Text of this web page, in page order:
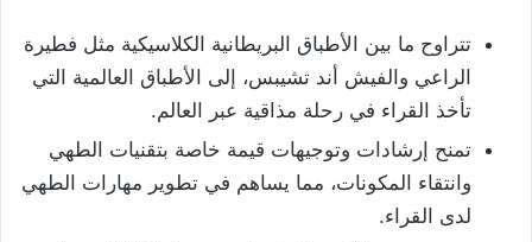
تتراوح ما بين الأطباق البريطانية الكلاسيكية مثل فطيرة
الراعي والفيش أند تشيبس، إلى الأطباق العالمية التي
تأخذ القراء في رحلة مذاقية عبر العالم.
تمنح إرشادات وتوجيهات قيمة خاصة بتقنيات الطهي
وانتقاء المكونات، مما يساهم في تطوير مهارات الطهي
لدى القراء.